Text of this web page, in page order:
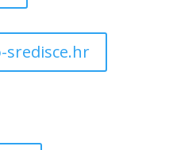
sredisce.hr